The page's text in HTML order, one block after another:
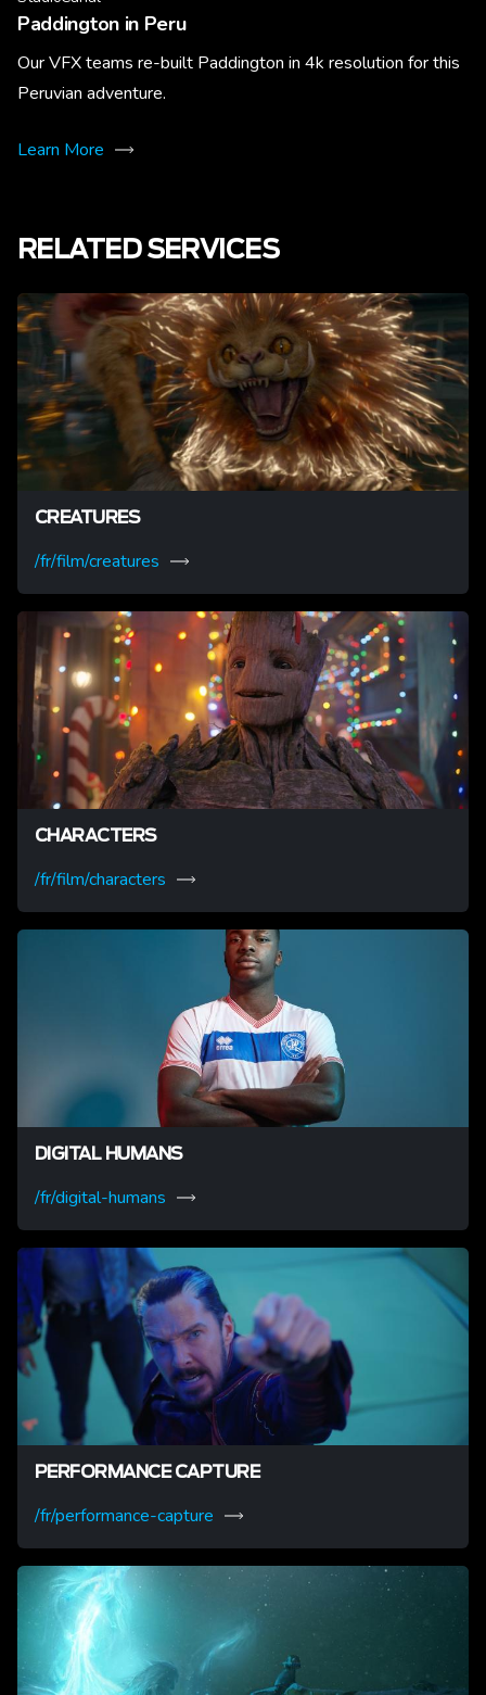
Paddington in Peru
Our VFX teams re-built Paddington in 4k resolution for this
Peruvian adventure.
Learn More
RELATED SERVICES
CREATURES
/fr/film/creatures
CHARACTERS
/fr/film/characters
DIGITAL HUMANS
/fr/digital-humans
PERFORMANCE CAPTURE
/fr/performance-capture